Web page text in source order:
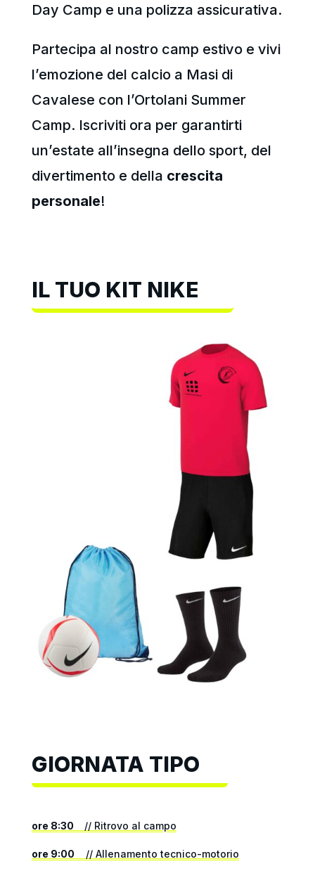
Day Camp e una polizza assicurativa.
Partecipa al nostro camp estivo e vivi
l’emozione del calcio a Masi di
Cavalese con l’Ortolani Summer
Camp. Iscriviti ora per garantirti
un’estate all’insegna dello sport, del
divertimento e della crescita
personale!
IL TUO KIT NIKE
GIORNATA TIPO
ore 8:30 // Ritrovo al campo
ore 9:00 // Allenamento tecnico-motorio